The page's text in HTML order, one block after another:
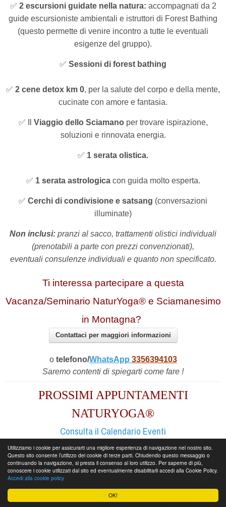
OK!
Utilizziamo i cookie per assicurarti una migliore esperienza di navigazione nel nostro sito.
Questo sito consente l’utilizzo dei cookie di terze parti. Chiudendo questo messaggio o
continuando la navigazione, si presta il consenso al loro utilizzo. Per saperne di più,
conoscere i cookie utilizzati dal sito ed eventualmente disabilitarli accedi alla Cookie Policy.
Accedi alla cookie policy
✅ 2 escursioni guidate nella natura: accompagnati da 2
guide escursioniste ambientali e istruttori di Forest Bathing
(questo permette di venire incontro a tutte le eventuali
esigenze del gruppo).
✅ Sessioni di forest bathing
✅ 2 cene detox km 0, per la salute del corpo e della mente,
cucinate con amore e fantasia.
✅ Il Viaggio dello Sciamanoper trovare ispirazione,
soluzioni e rinnovata energia.
✅ 1 serata olistica.
✅ 1 serata astrologica con guida molto esperta.
✅ Cerchi di condivisione e satsang (conversazioni
illuminate)
Non inclusi: pranzi al sacco, trattamenti olistici individuali
(prenotabili a parte con prezzi convenzionati),
eventuali consulenze individuali e quanto non specificato.
Ti interessa partecipare a questa
Vacanza/Seminario NaturYoga® e Sciamanesimo
in Montagna?
Contattaci per maggiori informazioni
o telefono/WhatsApp 3356394103
Saremo contenti di spiegarti come fare !
PROSSIMI APPUNTAMENTI
NATURYOGA®
Consulta il Calendario Eventi
Sistemazione (Il B&B "Per Te")